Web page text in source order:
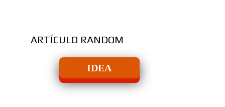
ARTÍCULO RANDOM
IDEA